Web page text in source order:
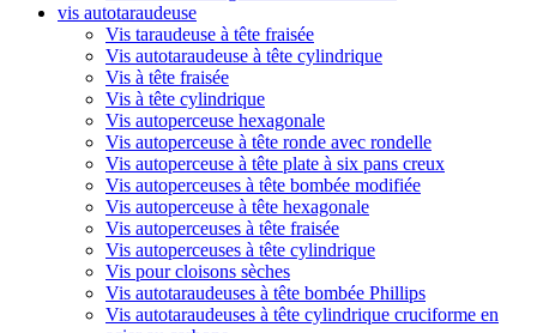
vis autotaraudeuse
Vis taraudeuse à tête fraisée
Vis autotaraudeuse à tête cylindrique
Vis à tête fraisée
Vis à tête cylindrique
Vis autoperceuse hexagonale
Vis autoperceuse à tête ronde avec rondelle
Vis autoperceuse à tête plate à six pans creux
Vis autoperceuses à tête bombée modifiée
Vis autoperceuse à tête hexagonale
Vis autoperceuses à tête fraisée
Vis autoperceuses à tête cylindrique
Vis pour cloisons sèches
Vis autotaraudeuses à tête bombée Phillips
Vis autotaraudeuses à tête cylindrique cruciforme en